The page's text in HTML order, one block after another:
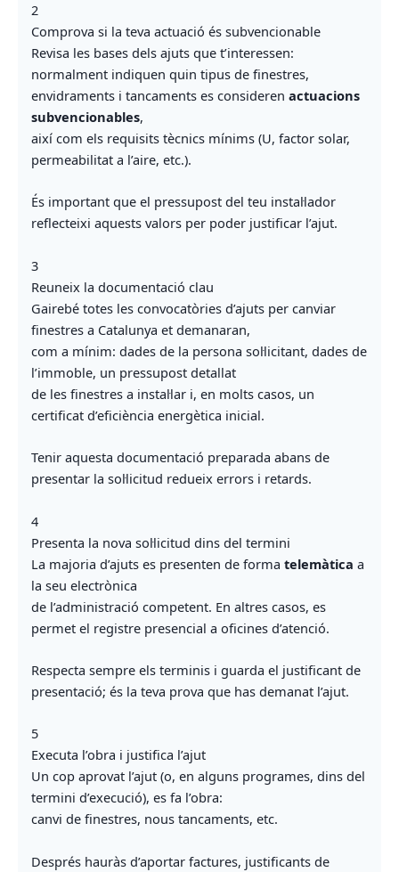
2
Comprova si la teva actuació és subvencionable
Revisa les bases dels ajuts que t’interessen:
normalment indiquen quin tipus de finestres,
envidraments i tancaments es consideren actuacions
subvencionables,
així com els requisits tècnics mínims (U, factor solar,
permeabilitat a l’aire, etc.).
És important que el pressupost del teu instal·lador
reflecteixi aquests valors per poder justificar l’ajut.
3
Reuneix la documentació clau
Gairebé totes les convocatòries d’ajuts per canviar
finestres a Catalunya et demanaran,
com a mínim: dades de la persona sol·licitant, dades de
l’immoble, un pressupost detallat
de les finestres a instal·lar i, en molts casos, un
certificat d’eficiència energètica inicial.
Tenir aquesta documentació preparada abans de
presentar la sol·licitud redueix errors i retards.
4
Presenta la nova sol·licitud dins del termini
La majoria d’ajuts es presenten de forma telemàtica a
la seu electrònica
de l’administració competent. En altres casos, es
permet el registre presencial a oficines d’atenció.
Respecta sempre els terminis i guarda el justificant de
presentació; és la teva prova que has demanat l’ajut.
5
Executa l’obra i justifica l’ajut
Un cop aprovat l’ajut (o, en alguns programes, dins del
termini d’execució), es fa l’obra:
canvi de finestres, nous tancaments, etc.
Després hauràs d’aportar factures, justificants de